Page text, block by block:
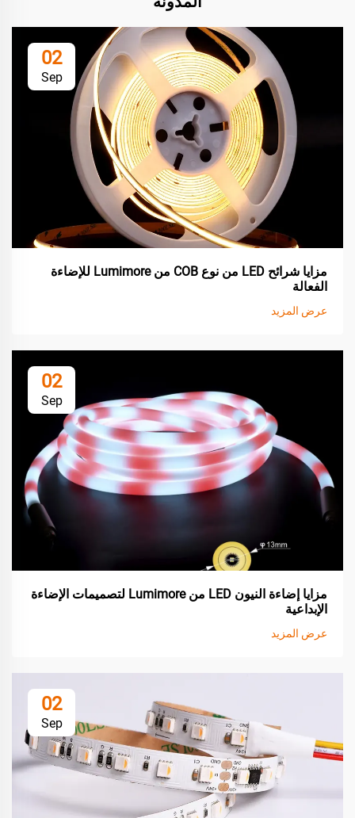
02
Sep
مزايا شرائح LED من نوع COB من Lumimore للإضاءة
الفعالة
عرض المزيد
02
Sep
مزايا إضاءة النيون LED من Lumimore لتصميمات الإضاءة
الإبداعية
عرض المزيد
02
Sep